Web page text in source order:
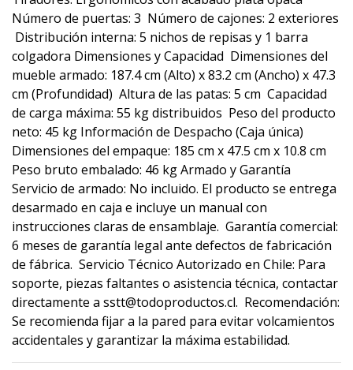
Número de puertas: 3  Número de cajones: 2 exteriores
 Distribución interna: 5 nichos de repisas y 1 barra
colgadora Dimensiones y Capacidad  Dimensiones del
mueble armado: 187.4 cm (Alto) x 83.2 cm (Ancho) x 47.3
cm (Profundidad)  Altura de las patas: 5 cm  Capacidad
de carga máxima: 55 kg distribuidos  Peso del producto
neto: 45 kg Información de Despacho (Caja única) 
Dimensiones del empaque: 185 cm x 47.5 cm x 10.8 cm 
Peso bruto embalado: 46 kg Armado y Garantía 
Servicio de armado: No incluido. El producto se entrega
desarmado en caja e incluye un manual con
instrucciones claras de ensamblaje.  Garantía comercial:
6 meses de garantía legal ante defectos de fabricación
de fábrica.  Servicio Técnico Autorizado en Chile: Para
soporte, piezas faltantes o asistencia técnica, contactar
directamente a sstt@todoproductos.cl.  Recomendación:
Se recomienda fijar a la pared para evitar volcamientos
accidentales y garantizar la máxima estabilidad.